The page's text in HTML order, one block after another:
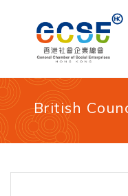
British